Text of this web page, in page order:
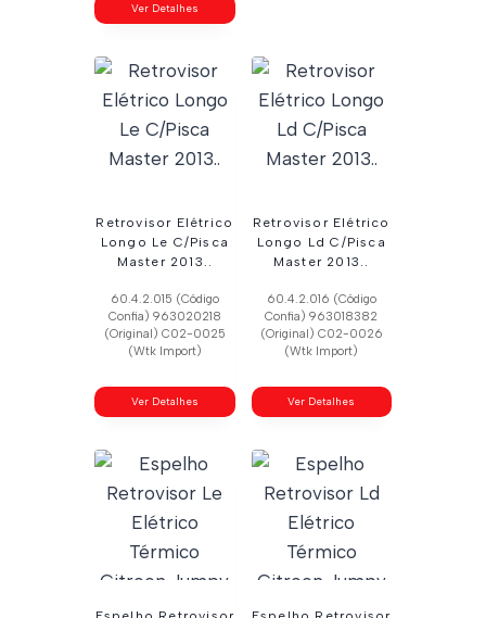
Ver Detalhes
Retrovisor Elétrico
Longo Le C/Pisca
Master 2013..
60.4.2.015 (Código
Confia) 963020218
(Original) C02-0025
(Wtk Import)
Ver Detalhes
Retrovisor Elétrico
Longo Ld C/Pisca
Master 2013..
60.4.2.016 (Código
Confia) 963018382
(Original) C02-0026
(Wtk Import)
Ver Detalhes